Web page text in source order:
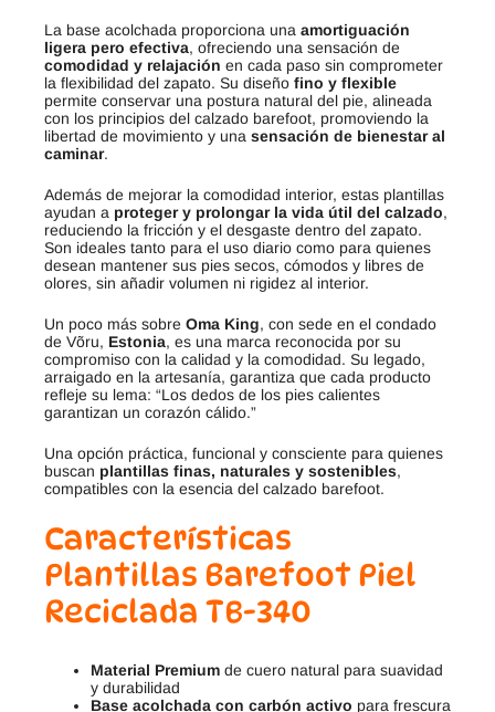
La base acolchada proporciona una amortiguación
ligera pero efectiva, ofreciendo una sensación de
comodidad y relajación en cada paso sin comprometer
la flexibilidad del zapato. Su diseño fino y flexible
permite conservar una postura natural del pie, alineada
con los principios del calzado barefoot, promoviendo la
libertad de movimiento y una sensación de bienestar al
caminar.
Además de mejorar la comodidad interior, estas plantillas
ayudan a proteger y prolongar la vida útil del calzado,
reduciendo la fricción y el desgaste dentro del zapato.
Son ideales tanto para el uso diario como para quienes
desean mantener sus pies secos, cómodos y libres de
olores, sin añadir volumen ni rigidez al interior.
Un poco más sobre Oma King, con sede en el condado
de Võru, Estonia, es una marca reconocida por su
compromiso con la calidad y la comodidad. Su legado,
arraigado en la artesanía, garantiza que cada producto
refleje su lema: “Los dedos de los pies calientes
garantizan un corazón cálido.”
Una opción práctica, funcional y consciente para quienes
buscan plantillas finas, naturales y sostenibles,
compatibles con la esencia del calzado barefoot.
Características
Plantillas Barefoot Piel
Reciclada TB-340
Material Premium de cuero natural para suavidad
y durabilidad
Base acolchada con carbón activo para frescura